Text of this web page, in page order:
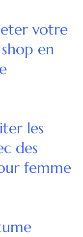
votre
en
les
des
femme